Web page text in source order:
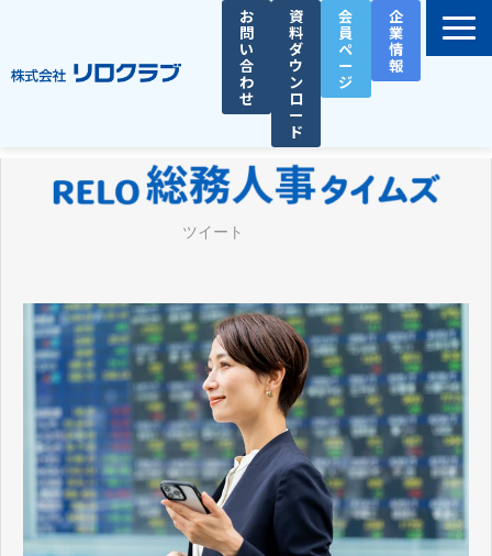
お
問
い
合
わ
せ
資
料
ダ
ウ
ン
ロ
ー
ド
会
員
ペ
ー
ジ
企
業
情
報
選ばれる理由
サービス一覧
お役立ち資料
セミナー
総務人事タイムズ
ツイート